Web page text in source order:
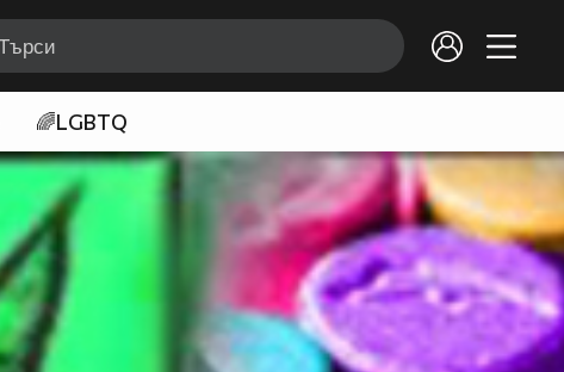
🌈LGBTQ